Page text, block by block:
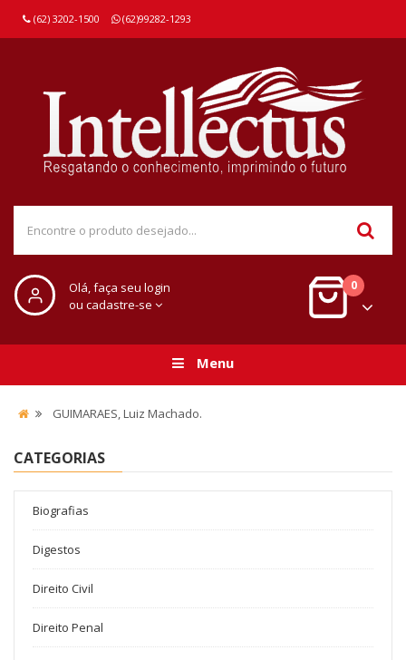
(62) 3202-1500 (62)99282-1293
Olá, faça seu login
ou cadastre-se
0
Menu
GUIMARAES, Luiz Machado.
CATEGORIAS
Biografias
Digestos
Direito Civil
Direito Penal